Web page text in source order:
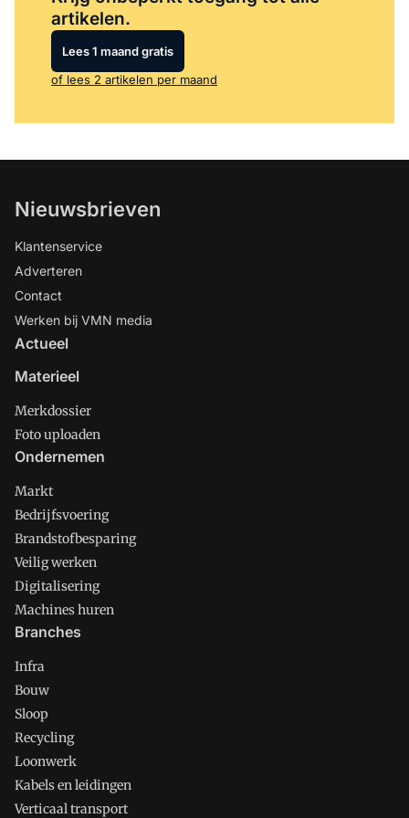
artikelen.
Lees 1 maand gratis
of lees 2 artikelen per maand
Nieuwsbrieven
Klantenservice
Adverteren
Contact
Werken bij VMN media
Actueel
Materieel
Merkdossier
Foto uploaden
Ondernemen
Markt
Bedrijfsvoering
Brandstofbesparing
Veilig werken
Digitalisering
Machines huren
Branches
Infra
Bouw
Sloop
Recycling
Loonwerk
Kabels en leidingen
Verticaal transport